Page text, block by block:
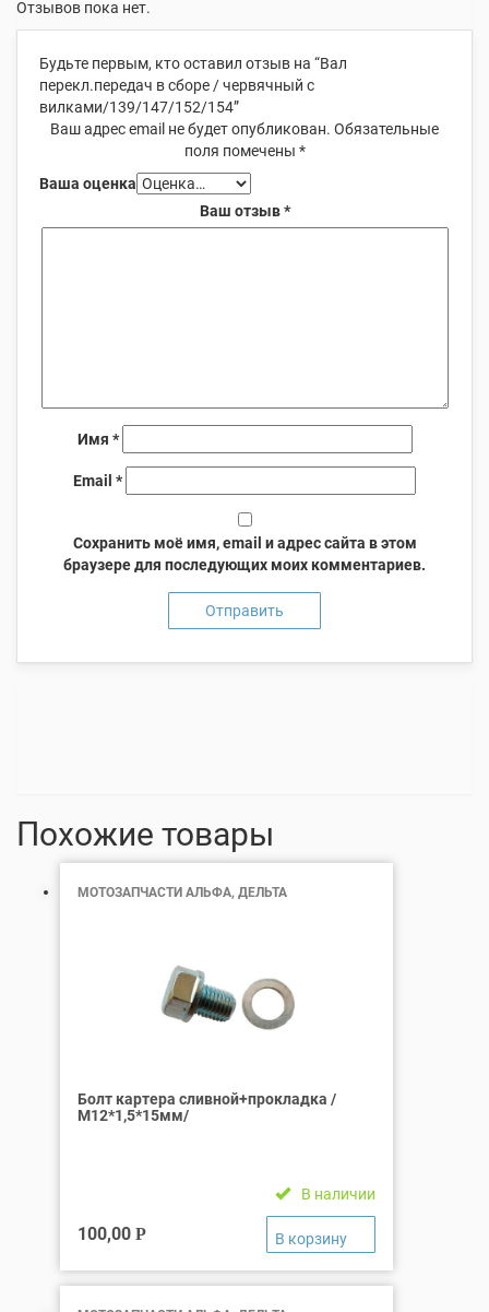
Отзывов пока нет.
Будьте первым, кто оставил отзыв на “Вал
перекл.передач в сборе / червячный с
вилками/139/147/152/154”
Ваш адрес email не будет опубликован. Обязательные
поля помечены *
Ваша оценка
Ваш отзыв*
Имя *
Email *
Сохранить моё имя, email и адрес сайта в этом
браузере для последующих моих комментариев.
Похожие товары
МОТОЗАПЧАСТИ АЛЬФА, ДЕЛЬТА
Болт картера сливной+прокладка /
М12*1,5*15мм/
В наличии
100,00 Р